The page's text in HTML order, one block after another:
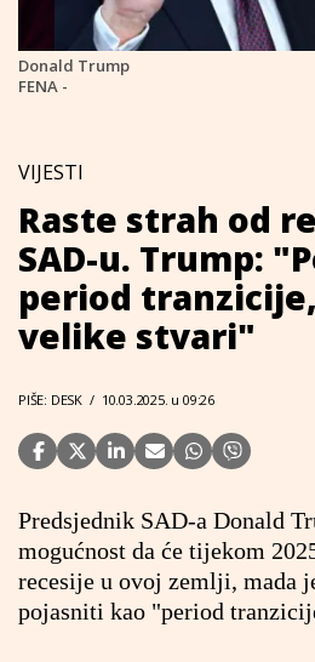
Donald Trump
FENA -
VIJESTI
Raste strah od
SAD-u. Trump:
period
velike stvari"
PIŠE: DESK / 10.03.2025. u 09:26
Predsjednik SAD-a Donald
mogućnost da će tijekom
recesije u ovoj zemlji, mada
pojasniti kao "period